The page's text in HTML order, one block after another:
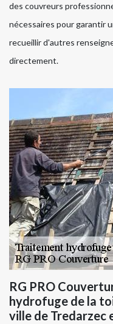
des couvreurs
nécessaires pour garantir
recueillir d'autres
directement.
RG PRO
hydrofuge de la
ville de Tredarzec